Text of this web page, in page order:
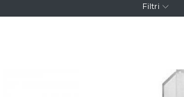
Filtri